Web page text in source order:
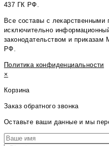
437 ГК РФ.
Все составы с лекарственными
исключительно
законодательством и приказам
РФ.
Политика конфиденциальности
×
Корзина
Заказ обратного звонка
Оставьте ваши данные и мы